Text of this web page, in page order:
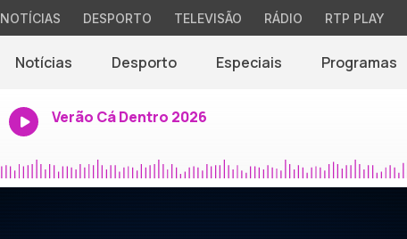
NOTÍCIAS DESPORTO TELEVISÃO RÁDIO RTP PLAY
Notícias Desporto Especiais Programas
Verão Cá Dentro 2026